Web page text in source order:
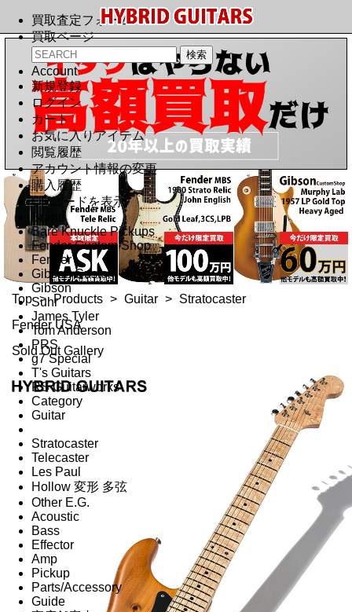
買取査定フォーム
買取ページ
Account
新規登録
ログイン
カート
お気に入りアイテム
閲覧履歴
アカウント情報の変更
購入履歴
QRコードを表示
Brand
Bare Knuckle Pickups
Fender Custom Shop
Fender
Gibson Custom Shop
Gibson
Suhr
James Tyler
Tom Anderson
PRS
g7 Special
T's Guitars
RS Guitarworks
Category
Guitar
Stratocaster
Telecaster
Les Paul
Hollow 変形 多弦
Other E.G.
Acoustic
Bass
Effector
Amp
Pickup
Parts/Accessory
Guide
Top > Products > Guitar > Stratocaster
Fender USA
Sold Out Gallery